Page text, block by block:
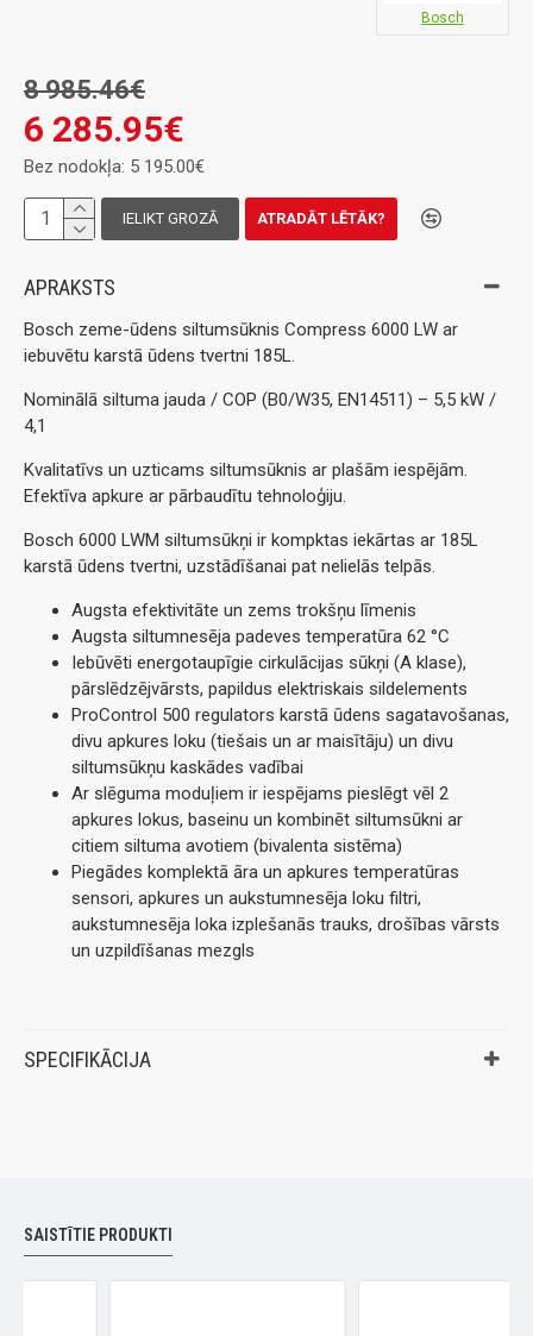
Bosch
6 285.95€
8 985.46€
Bez nodokļa: 5 195.00€
IELIKT GROZĀ ATRADĀT LĒTĀK?
APRAKSTS
Bosch zeme-ūdens siltumsūknis Compress 6000 LW ar
iebuvētu karstā ūdens tvertni 185L.
Nominālā siltuma jauda / COP (B0/W35, EN14511) – 5,5 kW /
4,1
Kvalitatīvs un uzticams siltumsūknis ar plašām iespējām.
Efektīva apkure ar pārbaudītu tehnoloģiju.
Bosch 6000 LWM siltumsūkņi ir kompktas iekārtas ar 185L
karstā ūdens tvertni, uzstādīšanai pat nelielās telpās.
Augsta efektivitāte un zems trokšņu līmenis
Augsta siltumnesēja padeves temperatūra 62 °C
Iebūvēti energotaupīgie cirkulācijas sūkņi (A klase),
pārslēdzējvārsts, papildus elektriskais sildelements
ProControl 500 regulators karstā ūdens sagatavošanas,
divu apkures loku (tiešais un ar maisītāju) un divu
siltumsūkņu kaskādes vadībai
Ar slēguma moduļiem ir iespējams pieslēgt vēl 2
apkures lokus, baseinu un kombinēt siltumsūkni ar
citiem siltuma avotiem (bivalenta sistēma)
Piegādes komplektā āra un apkures temperatūras
sensori, apkures un aukstumnesēja loku filtri,
aukstumnesēja loka izplešanās trauks, drošības vārsts
un uzpildīšanas mezgls
SPECIFIKĀCIJA
SAISTĪTIE PRODUKTI